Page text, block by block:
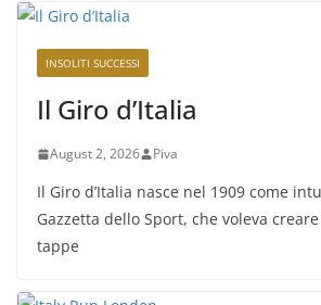
INSOLITI SUCCESSI
Il Giro d’Italia
August 2, 2026 Piva
Il Giro d’Italia nasce nel 1909 come
Gazzetta dello Sport, che voleva
tappe